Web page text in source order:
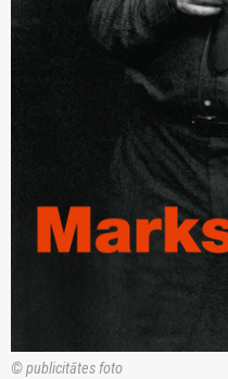
© publicitātes foto